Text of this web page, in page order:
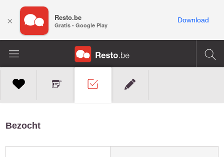
Bezocht
× Resto.be
Gratis - Google Play
Download